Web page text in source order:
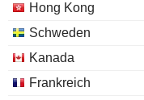
Hong Kong
Schweden
Kanada
Frankreich